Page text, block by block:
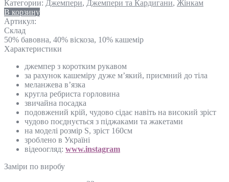
Категории: Джемпери, Джемпери та Кардигани, Жінкам
В корзину
Артикул:
Склад
50% бавовна, 40% віскоза, 10% кашемір
Характеристики
джемпер з коротким рукавом
за рахунок кашеміру дуже м’який, приємний до тіла
меланжева в’язка
кругла ребриста горловина
звичайна посадка
подовжений крій, чудово сідає навіть на високий зріст
чудово поєднується з піджаками та жакетами
на моделі розмір S, зріст 160см
зроблено в Україні
відеоогляд: www.instagram
Замiри по виробу